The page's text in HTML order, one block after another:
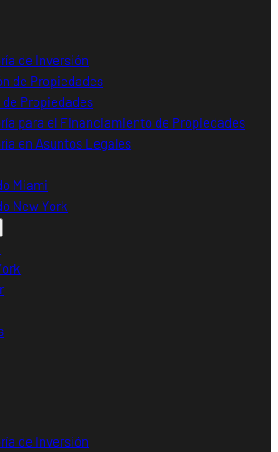
de Inversión
de Propiedades
de Propiedades
para el Financiamiento de Propiedades
en Asuntos Legales
Miami
New York
de Inversión